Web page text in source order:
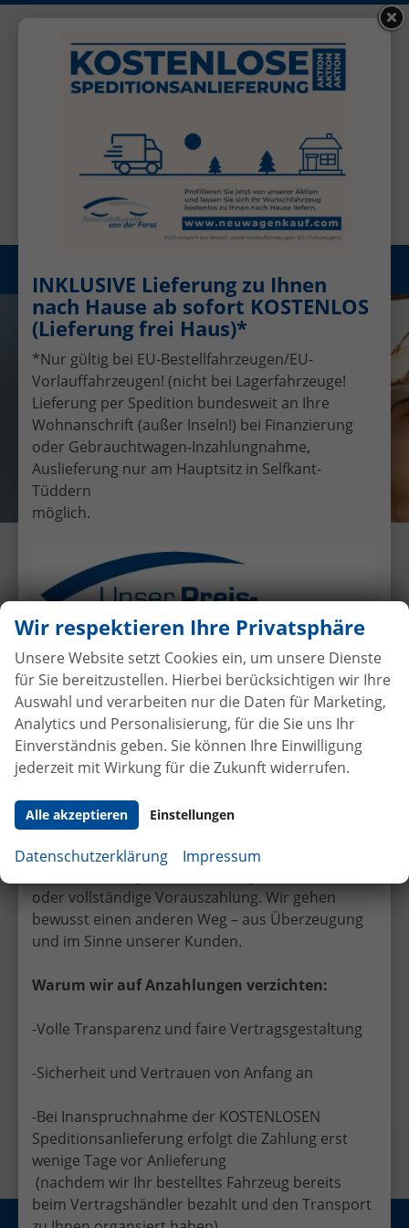
Öffnungszeiten: Mo - Fr 08.00 - 17.00
Registrieren
Fahrzeugübergabe eines Kia
Ceed Sportswagon GT-LINE 1.5 T-
GDI 140PS 7DCT Automatik an
Eheleute Thielsch
29.11.2024 • Auslieferungen
Wir respektieren Ihre Privatsphäre
Unsere Website setzt Cookies ein, um unsere Dienste
für Sie bereitzustellen. Hierbei berücksichtigen wir Ihre
Auswahl und verarbeiten nur die Daten für Marketing,
Analytics und Personalisierung, für die Sie uns Ihr
Einverständnis geben. Sie können Ihre Einwilligung
jederzeit mit Wirkung für die Zukunft widerrufen.
Alle akzeptieren Einstellungen
Datenschutzerklärung Impressum
INKLUSIVE Lieferung zu Ihnen
nach Hause ab sofort KOSTENLOS
(Lieferung frei Haus)*
*Nur gültig bei EU-Bestellfahrzeugen/EU-
Vorlauffahrzeugen! (nicht bei Lagerfahrzeuge!
Lieferung per Spedition bundesweit an Ihre
Wohnanschrift (außer Inseln!) bei Finanzierung
oder Gebrauchtwagen-Inzahlungnahme,
Auslieferung nur am Hauptsitz in Selfkant-
Tüddern
möglich.
Autokaufohne Anzahlungbei
Vertragsabschluss
maximale Sicherheit und Transparenz. Bei uns
leisten Sie keine Anzahlung bei Vertragsabschluss.
Viele EU-Händler verlangen bereits bei
oder vollständige Vorauszahlung. Wir gehen
bewusst einen anderen Weg – aus Überzeugung
und im Sinne unserer Kunden.
Warum wir auf Anzahlungen verzichten:
-Volle Transparenz und faire Vertragsgestaltung
-Sicherheit und Vertrauen von Anfang an
-Bei Inanspruchnahme der KOSTENLOSEN
Speditionsanlieferung erfolgt die Zahlung erst
wenige Tage vor Anlieferung
(nachdem wir Ihr bestelltes Fahrzeug bereits
beim Vertragshändler bezahlt und den Transport